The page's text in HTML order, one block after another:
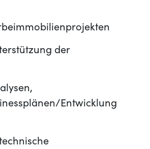
der
Entwicklung